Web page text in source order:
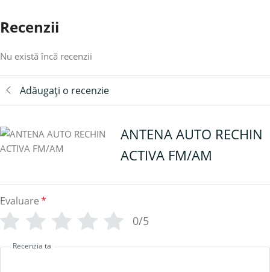
Recenzii
Nu există încă recenzii
Adăugați o recenzie
ANTENA AUTO RECHIN
ACTIVA FM/AM
Evaluare*
0/5
Recenzia ta